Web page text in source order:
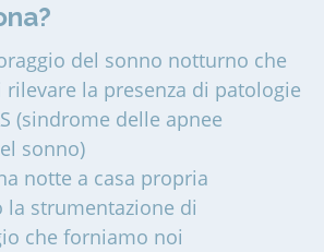
del sonno notturno che
la presenza di patologie
(sindrome delle apnee
sonno)
notte a casa propria
la strumentazione di
che forniamo noi